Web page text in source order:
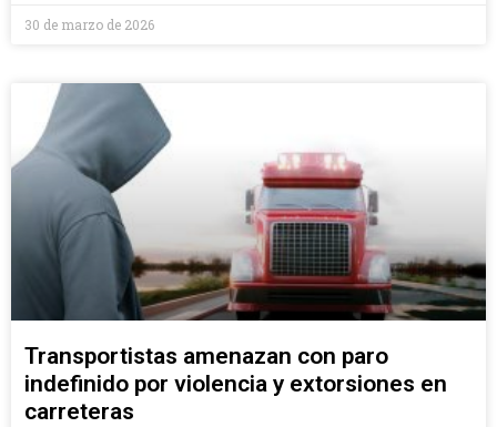
30 de marzo de 2026
Transportistas amenazan con paro
indefinido por violencia y extorsiones en
carreteras